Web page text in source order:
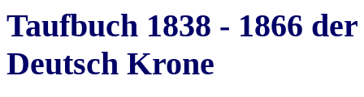
Taufbuch 1838 - 1866
Deutsch Krone